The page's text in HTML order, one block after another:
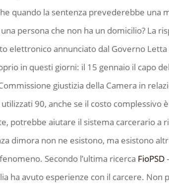
quando la sentenza prevederebbe una
persona che non ha un domicilio? La
elettronico annunciato dal Governo
in questi giorni: il 15 gennaio il capo
giustizia della Camera in
90, anche se il costo complessivo
potrebbe aiutare il sistema carcerario a
dimora non ne esistono, ma esistono
Secondo l’ultima ricerca FioPSD
ha avuto esperienze con il carcere. Non